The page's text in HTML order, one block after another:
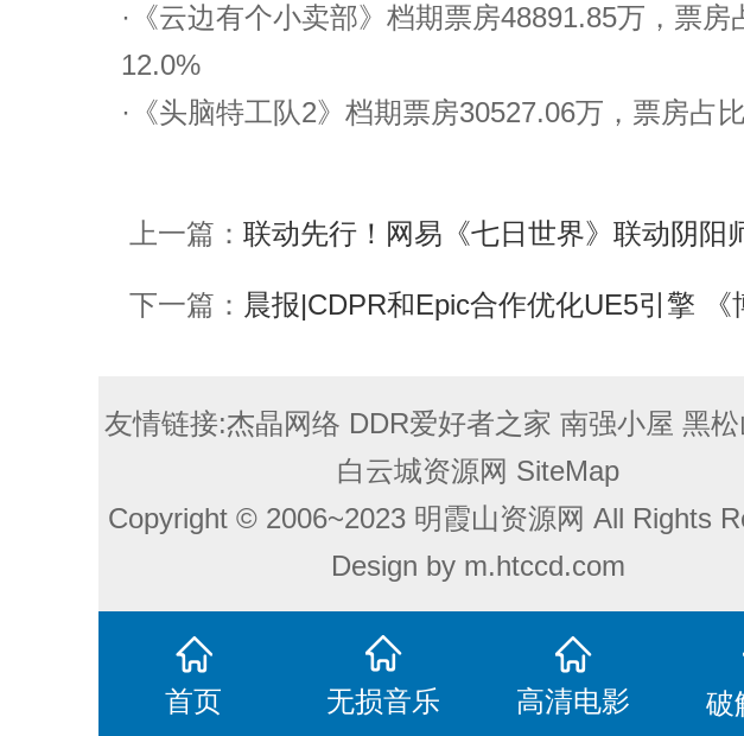
·《云边有个小卖部》档期票房48891.85万，票房
12.0%
·《头脑特工队2》档期票房30527.06万，票房占
上一篇： 联动先行！网易《七日世界》联动阴阳师、第五
下一篇： 晨报|CDPR和Epic合作优化UE5引擎 《博德之门3》获奖太多甚至“影
友情链接:杰晶网络 DDR爱好者之家 南强小屋 黑
白云城资源网 SiteMap
Copyright © 2006~2023 明霞山资源网 All Rights
Design by m.htccd.com
首页 无损音乐 高清电影 破